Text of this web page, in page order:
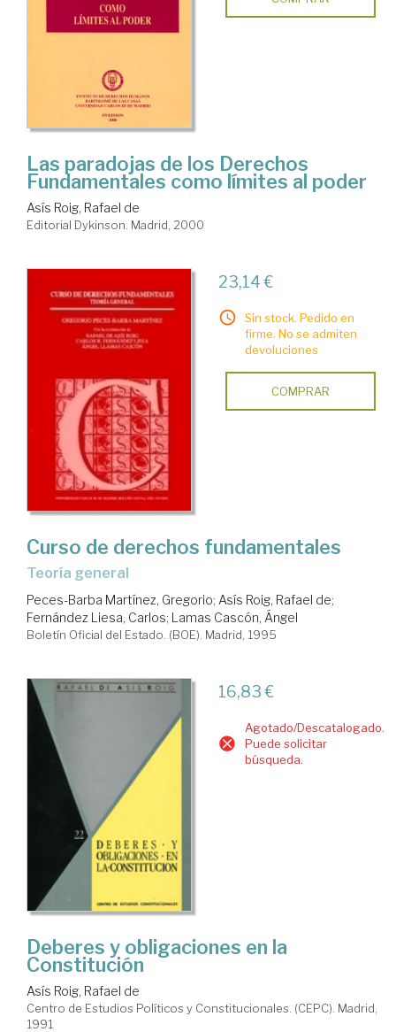
Las paradojas de los Derechos
Fundamentales como límites al poder
Asís Roig, Rafael de
Editorial Dykinson. Madrid, 2000
23,14 €
Sin stock. Pedido en
firme. No se admiten
devoluciones
COMPRAR
Curso de derechos fundamentales
teoría general
Peces-Barba Martínez, Gregorio; Asís Roig, Rafael de;
Fernández Liesa, Carlos; Lamas Cascón, Ángel
Boletín Oficial del Estado. (BOE). Madrid, 1995
16,83 €
Agotado/Descatalogado.
Puede solicitar
búsqueda.
Deberes y obligaciones en la
Constitución
Asís Roig, Rafael de
Centro de Estudios Políticos y Constitucionales. (CEPC). Madrid,
1991